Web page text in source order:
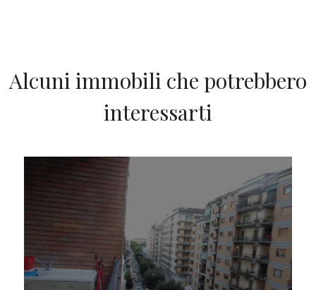
Alcuni immobili che potrebbero
interessarti